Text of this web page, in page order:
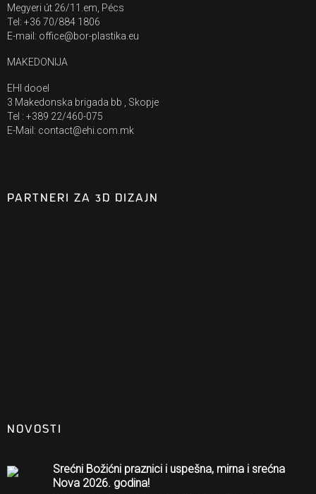
Megyeri út 26/11.em, Pécs
Tel: +36 70/884 1806
E-mail: office@bor-plastika.eu
MAKEDONIJA
EHI dooel
3 Makedonska brigada bb , Skopje
Tel : +389 22/460-075
E-Mail: contact@ehi.com.mk
PARTNERI ZA 3D DIZAJN
22 децембра, 2025
Božićna i novogodišnja čestitka
Sa ponosom se opraštamo od još jedne uspešne godine